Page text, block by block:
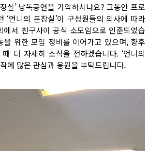
실’ 낭독공연을 기억하시나요? 그동안 프로
‘언니의 분장실’이 구성원들의 의사에 따라
에서 친구사이 공식 소모임으로 인준되었습
을 위한 모임 정비를 이어가고 있으며, 향후
더 자세히 소식을 전하겠습니다. ‘언니의
에 많은 관심과 응원을 부탁드립니다.